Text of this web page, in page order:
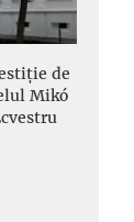
de
Mikó